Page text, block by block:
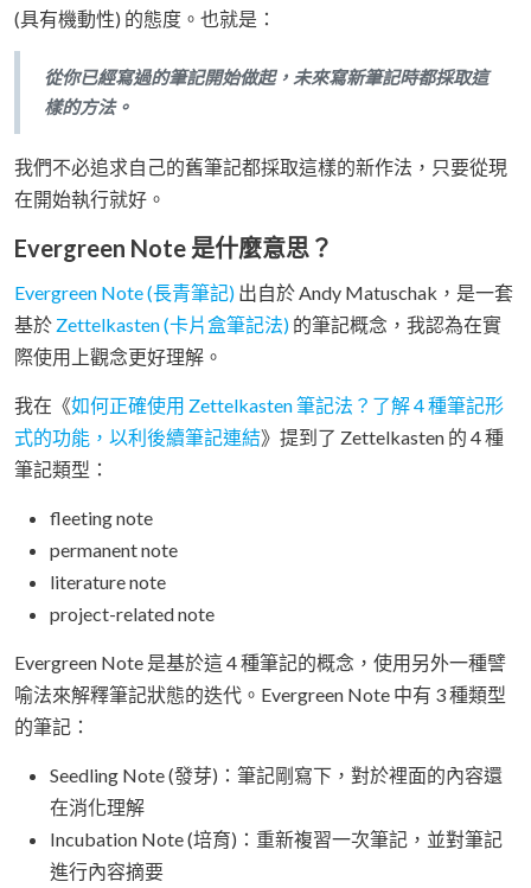
(具有機動性) 的態度。也就是：
從你已經寫過的筆記開始做起，未來寫新筆記時都採取這
樣的方法。
我們不必追求自己的舊筆記都採取這樣的新作法，只要從現
在開始執行就好。
Evergreen Note 是什麼意思？
Evergreen Note (長青筆記) 出自於 Andy Matuschak，是一套
基於 Zettelkasten (卡片盒筆記法) 的筆記概念，我認為在實
際使用上觀念更好理解。
我在《如何正確使用 Zettelkasten 筆記法？了解 4 種筆記形
式的功能，以利後續筆記連結》提到了 Zettelkasten 的 4 種
筆記類型：
fleeting note
permanent note
literature note
project-related note
Evergreen Note 是基於這 4 種筆記的概念，使用另外一種譬
喻法來解釋筆記狀態的迭代。Evergreen Note 中有 3 種類型
的筆記：
Seedling Note (發芽)：筆記剛寫下，對於裡面的內容還
在消化理解
Incubation Note (培育)：重新複習一次筆記，並對筆記
進行內容摘要